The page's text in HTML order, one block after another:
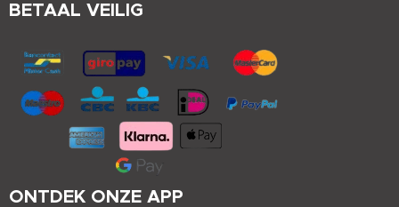
ONTDEK ONZE APP
BETAAL VEILIG